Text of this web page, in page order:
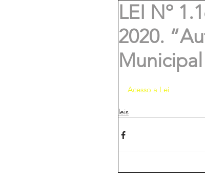
LEI Nº
2020.
Acesso a Lei
leis